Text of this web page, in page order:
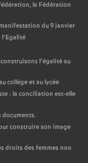
la Fédération
du 9 janvier
l’égalité au
collège et au lycée
: la conciliation est-elle
documents.
construire son image
droits des femmes non